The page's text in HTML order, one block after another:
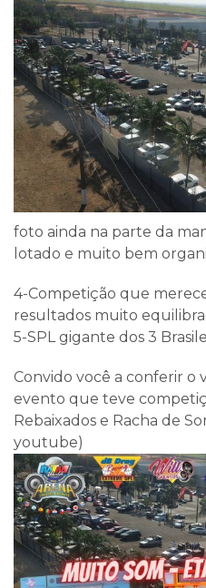
foto ainda na parte da
lotado e muito bem
4-Competição que
resultados muito
5-SPL gigante dos 3
Convido você a conferir o
evento que teve
Rebaixados e Racha de
youtube)